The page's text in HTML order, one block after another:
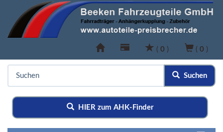
( 0 ) ( 0 )
Suchen
HIER zum AHK-Finder